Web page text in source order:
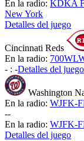
En la radio: KDKA
New York
Detalles del juego
Cincinnati Reds
En la radio:
- : -Detalles del juego
Washington
En la radio: WJFK-
--
En la radio: WJFK-
Detalles del juego